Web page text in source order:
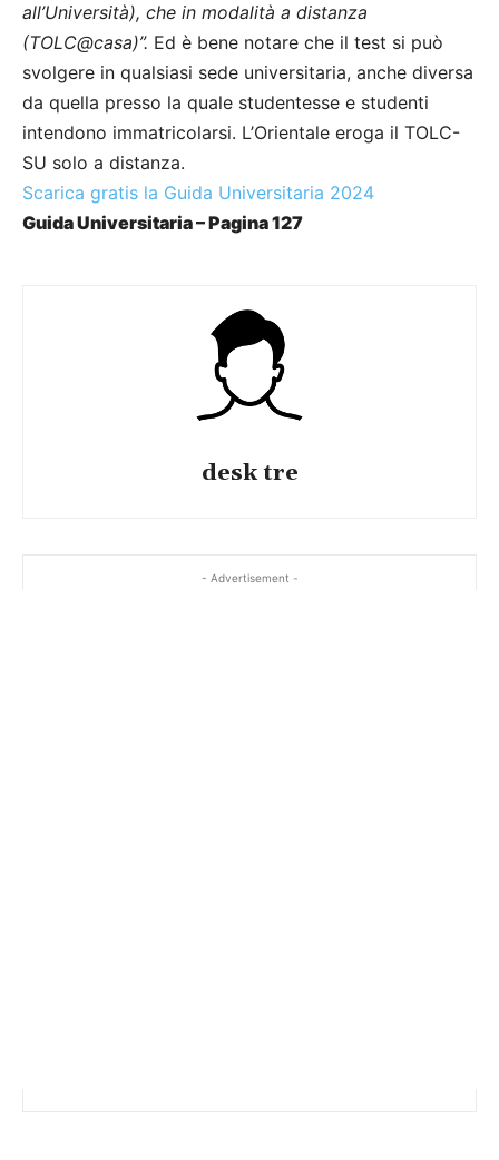
all’Università), che in modalità a distanza
(TOLC@casa)”. Ed è bene notare che il test si può
svolgere in qualsiasi sede universitaria, anche diversa
da quella presso la quale studentesse e studenti
intendono immatricolarsi. L’Orientale eroga il TOLC-
SU solo a distanza.
Scarica gratis la Guida Universitaria 2024
Guida Universitaria – Pagina 127
desk tre
- Advertisement -